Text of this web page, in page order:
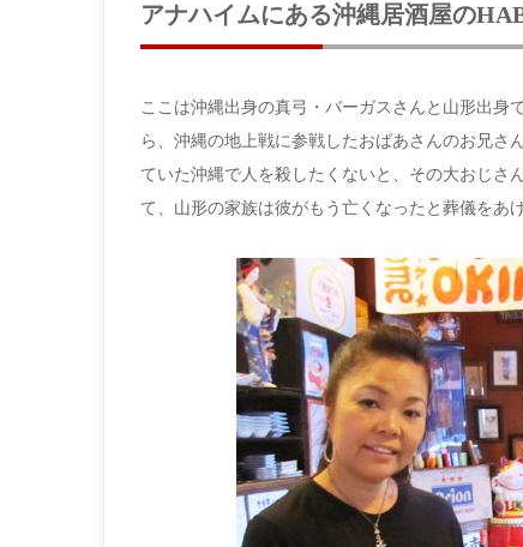
アナハイムにある沖縄居酒屋の
ここは沖縄出身の真弓・バーガスさんと山形出
ら、沖縄の地上戦に参戦したおばあさんのお兄
ていた沖縄で人を殺したくないと、その大おじさ
て、山形の家族は彼がもう亡くなったと葬儀をあ